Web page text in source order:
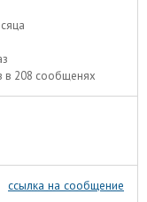
в 208 сообщенях
ссылка на сообщение